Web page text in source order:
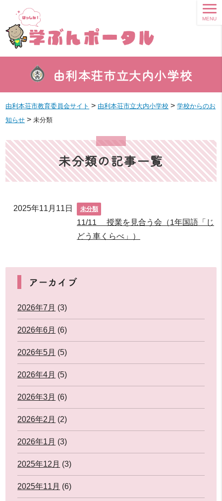
由利本荘市立大内小学校
MENU
由利本荘市教育委員会サイト > 由利本荘市立大内小学校 >学校からのお
知らせ >未分類
未分類の記事一覧
2025年11月11日 未分類
11/11 授業を見合う会（1年国語「じ
どう車くらべ」）
アーカイブ
2026年7月 (3)
2026年6月 (6)
2026年5月 (5)
2026年4月 (5)
2026年3月 (6)
2026年2月 (2)
2026年1月 (3)
2025年12月 (3)
2025年11月 (6)